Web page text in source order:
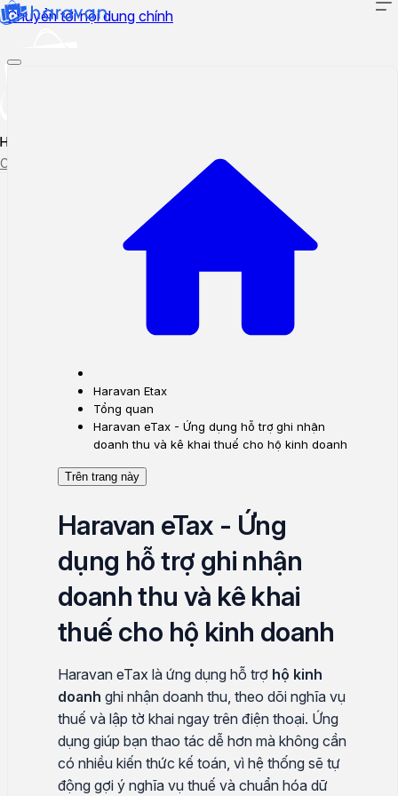
Chuyển tới nội dung chính
Hướng dẫn sử dụng
Cập nhật tính năng mới
Theo dõi ticket
Haravan Etax
Tổng quan
Haravan eTax - Ứng dụng hỗ trợ ghi nhận
doanh thu và kê khai thuế cho hộ kinh doanh
Trên trang này
Haravan eTax - Ứng
dụng hỗ trợ ghi nhận
doanh thu và kê khai
thuế cho hộ kinh doanh
Haravan eTax là ứng dụng hỗ trợ hộ kinh
doanh ghi nhận doanh thu, theo dõi nghĩa vụ
thuế và lập tờ khai ngay trên điện thoại. Ứng
dụng giúp bạn thao tác dễ hơn mà không cần
có nhiều kiến thức kế toán, vì hệ thống sẽ tự
động gợi ý nghĩa vụ thuế và chuẩn hóa dữ